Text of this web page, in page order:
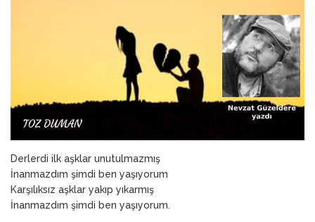
Derlerdi ilk aşklar unutulmazmış
İnanmazdım şimdi ben yaşıyorum
Karşılıksız aşklar yakıp yıkarmış
İnanmazdım şimdi ben yaşıyorum.